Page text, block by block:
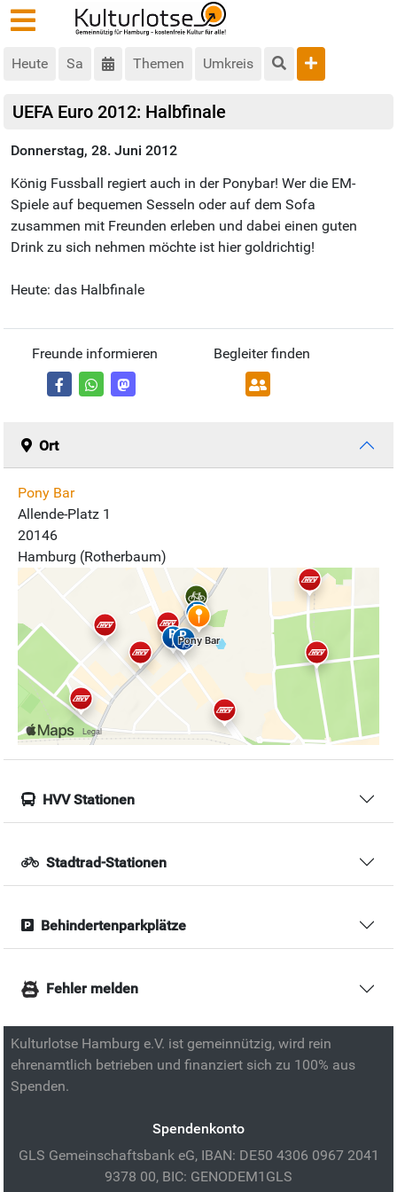
Heute Sa Themen Umkreis
UEFA Euro 2012: Halbfinale
Donnerstag, 28. Juni 2012
König Fussball regiert auch in der Ponybar! Wer die EM-
Spiele auf bequemen Sesseln oder auf dem Sofa
zusammen mit Freunden erleben und dabei einen guten
Drink zu sich nehmen möchte ist hier goldrichtig!
Heute: das Halbfinale
Freunde informieren Begleiter finden
Ort
Pony Bar
Allende-Platz 1
20146
Hamburg (Rotherbaum)
HVV Stationen
Stadtrad-Stationen
Behindertenparkplätze
Fehler melden
Kulturlotse Hamburg e.V. ist gemeinnützig, wird rein
ehrenamtlich betrieben und finanziert sich zu 100% aus
Spenden.
Spendenkonto
GLS Gemeinschaftsbank eG, IBAN: DE50 4306 0967 2041
9378 00, BIC: GENODEM1GLS